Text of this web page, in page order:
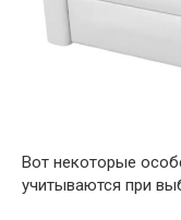
Вот некоторые
учитываются при